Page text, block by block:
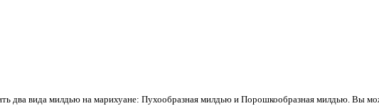
два вида милдью на марихуане: Пухообразная милдью и Порошкообразная милдью. Вы